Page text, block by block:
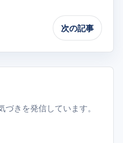
次の記事
きを発信しています。